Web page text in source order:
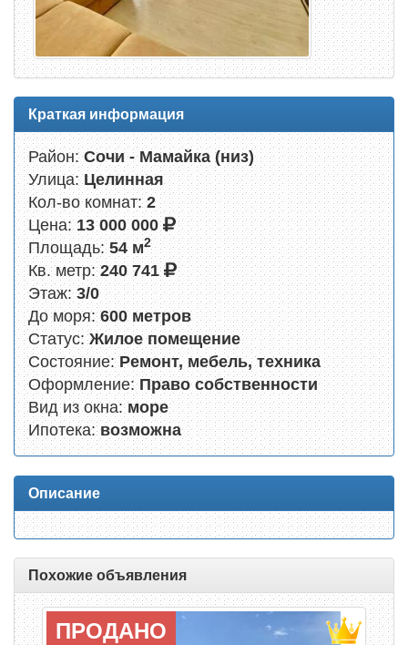
Краткая информация
Район:Сочи - Мамайка (низ)
Улица:Целинная
Кол-во комнат:2
Цена: 13 000 000
Площадь:54 м2
Кв. метр:240 741
Этаж:3/0
До моря:600 метров
Статус:Жилое помещение
Состояние:Ремонт, мебель, техника
Оформление:Право собственности
Вид из окна:море
Ипотека:возможна
Описание
Похожие объявления
ПРОДАНО